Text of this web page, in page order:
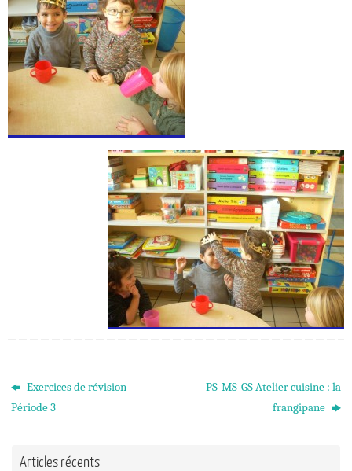
Exercices de révision
Période 3
PS-MS-GS Atelier cuisine : la
frangipane
Articles récents